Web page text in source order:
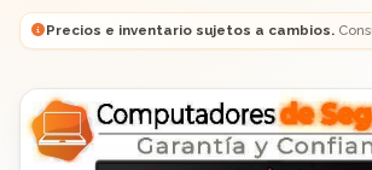
Precios e inventario sujetos a cambios.